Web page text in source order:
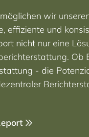
wir
effiziente und
nicht nur eine
Ob
- die